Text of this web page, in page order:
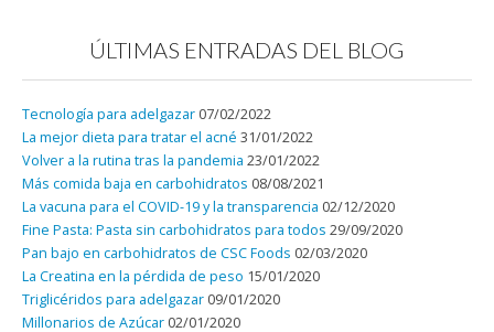
ÚLTIMAS ENTRADAS DEL BLOG
Tecnología para adelgazar 07/02/2022
La mejor dieta para tratar el acné 31/01/2022
Volver a la rutina tras la pandemia 23/01/2022
Más comida baja en carbohidratos 08/08/2021
La vacuna para el COVID-19 y la transparencia 02/12/2020
Fine Pasta: Pasta sin carbohidratos para todos 29/09/2020
Pan bajo en carbohidratos de CSC Foods 02/03/2020
La Creatina en la pérdida de peso 15/01/2020
Triglicéridos para adelgazar 09/01/2020
Millonarios de Azúcar 02/01/2020